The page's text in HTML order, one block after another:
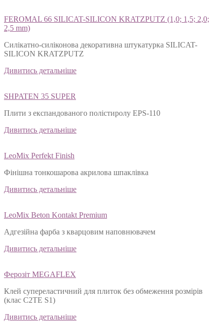
FEROMAL 66 SILICAT-SILICON KRATZPUTZ (1,0; 1,5; 2,0;
2,5 mm)
Силікатно-силіконова декоративна штукатурка SILICAT-
SILICON KRATZPUTZ
Дивитись детальніше
SHPATEN 35 SUPER
Плити з експандованого полістиролу EPS-110
Дивитись детальніше
LeoMix Perfekt Finish
Фінішна тонкошарова акрилова шпаклівка
Дивитись детальніше
LeoMix Beton Kontakt Premium
Адгезійна фарба з кварцовим наповнювачем
Дивитись детальніше
Ферозіт MEGAFLEX
Клей супереластичний для плиток без обмеження розмірів
(клас С2ТЕ S1)
Дивитись детальніше